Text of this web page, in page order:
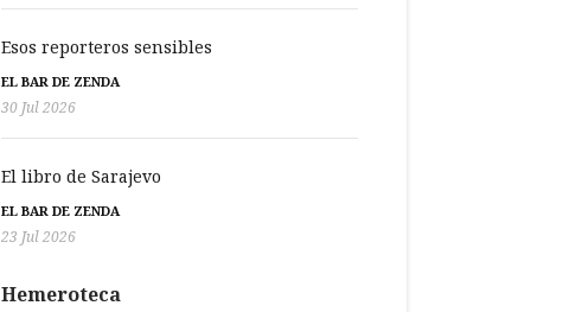
Esos reporteros sensibles
EL BAR DE ZENDA
30 Jul 2026
El libro de Sarajevo
EL BAR DE ZENDA
23 Jul 2026
Hemeroteca